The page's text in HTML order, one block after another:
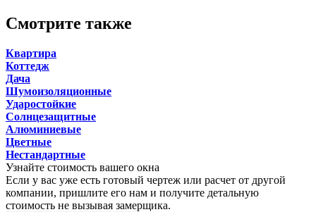
Смотрите также
Квартира
Коттедж
Дача
Шумоизоляционные
Ударостойкие
Солнцезащитные
Алюминиевые
Цветные
Нестандартные
Узнайте стоимость вашего окна
Если у вас уже есть готовый чертеж или расчет от другой
компании, пришлите его нам и получите детальную
стоимость не вызывая замерщика.